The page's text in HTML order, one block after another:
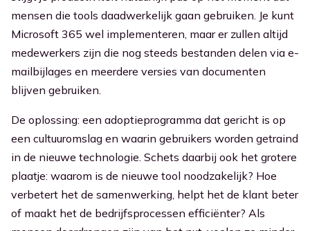
mensen die tools daadwerkelijk gaan gebruiken. Je kunt
Microsoft 365 wel implementeren, maar er zullen altijd
medewerkers zijn die nog steeds bestanden delen via e-
mailbijlages en meerdere versies van documenten
blijven gebruiken.
De oplossing: een adoptieprogramma dat gericht is op
een cultuuromslag en waarin gebruikers worden getraind
in de nieuwe technologie. Schets daarbij ook het grotere
plaatje: waarom is de nieuwe tool noodzakelijk? Hoe
verbetert het de samenwerking, helpt het de klant beter
of maakt het de bedrijfsprocessen efficiënter? Als